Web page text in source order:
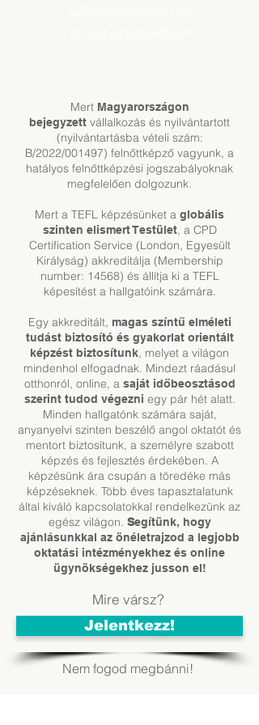
Mert Magyarországon
bejegyzett vállalkozás és nyilvántartott
(nyilvántartásba vételi szám:
B/2022/001497) felnőttképző vagyunk, a
hatályos felnőttképzési jogszabályoknak
megfelelően dolgozunk.
Mert a TEFL képzésünket a globális
szinten elismert Testület, a CPD
Certification Service (London, Egyesült
Királyság) akkreditálja (Membership
number: 14568) és állítja ki a TEFL
képesítést a hallgatóink számára.
Egy akkreditált, magas színtű elméleti
tudást biztosító és gyakorlat orientált
képzést biztosítunk, melyet a világon
mindenhol elfogadnak. Mindezt ráadásul
otthonról, online, a saját időbeosztásod
szerint tudod végezni egy pár hét alatt.
Minden hallgatónk számára saját,
anyanyelvi szinten beszélő angol oktatót és
mentort biztosítunk, a személyre szabott
képzés és fejlesztés érdekében. A
képzésünk ára csupán a töredéke más
képzéseknek. Több éves tapasztalatunk
által kiváló kapcsolatokkal rendelkezünk az
egész világon. Segítünk, hogy
ajánlásunkkal az önéletrajzod a legjobb
oktatási intézményekhez és online
ügynökségekhez jusson el!
Mire vársz?
Jelentkezz!
Nem fogod megbánni!